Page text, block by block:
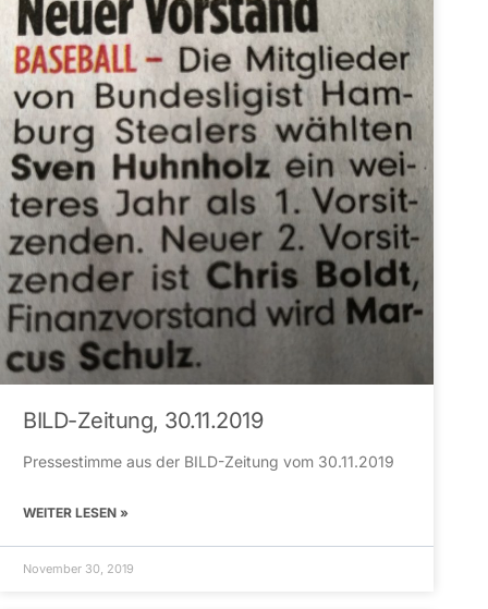
BILD-Zeitung, 30.11.2019
Pressestimme aus der BILD-Zeitung vom 30.11.2019
WEITER LESEN »
November 30, 2019